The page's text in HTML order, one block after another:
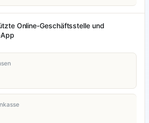
Online-Geschäftsstelle und